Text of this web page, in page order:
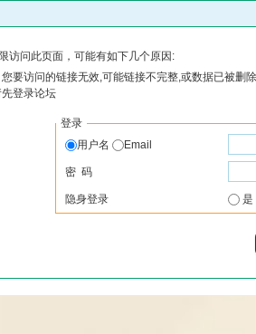
访问此页面，可能有如下几个原因:
要访问的链接无效,可能链接不完整,或数据已被删
登录论坛
登录
用户名
Email
密 码
隐身登录